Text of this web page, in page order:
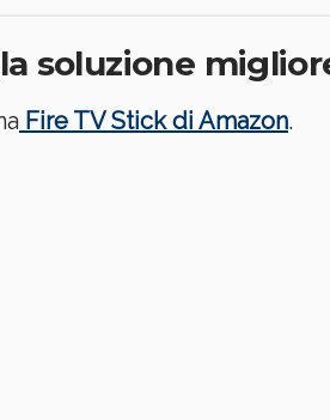
soluzione
Fire TV Stick di Amazon.